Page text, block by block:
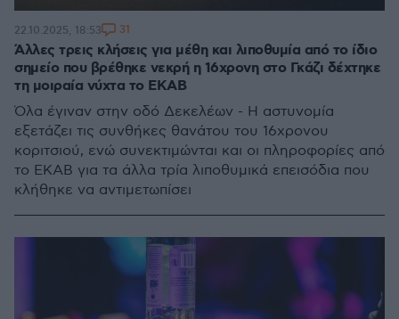
Άλλες τρεις κλήσεις για μέθη και λιποθυμία από το ίδιο
σημείο που βρέθηκε νεκρή η 16χρονη στο Γκάζι δέχτηκε
τη μοιραία νύχτα το ΕΚΑΒ
Όλα έγιναν στην οδό Δεκελέων - Η αστυνομία
εξετάζει τις συνθήκες θανάτου του 16χρονου
κοριτσιού, ενώ συνεκτιμώνται και οι πληροφορίες από
το ΕΚΑΒ για τα άλλα τρία λιποθυμικά επεισόδια που
κλήθηκε να αντιμετωπίσει
22.10.2025, 18:53 31